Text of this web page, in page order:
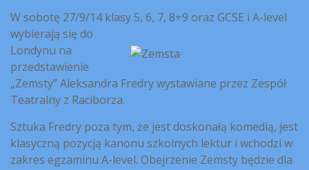
W sobotę 27/9/14 klasy 5, 6, 7, 8+9 oraz GCSE i A-level
wybierają się do
Londynu na
przedstawienie
„Zemsty” Aleksandra Fredry wystawiane przez Zespół
Teatralny z Raciborza.
Sztuka Fredry poza tym, że jest doskonałą komedią, jest
klasyczną pozycją kanonu szkolnych lektur i wchodzi w
zakres egzaminu A-level. Obejrzenie Zemsty będzie dla